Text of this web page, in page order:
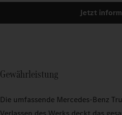
Jetzt
Gewährleistung
Die umfassende Mercedes‑Benz